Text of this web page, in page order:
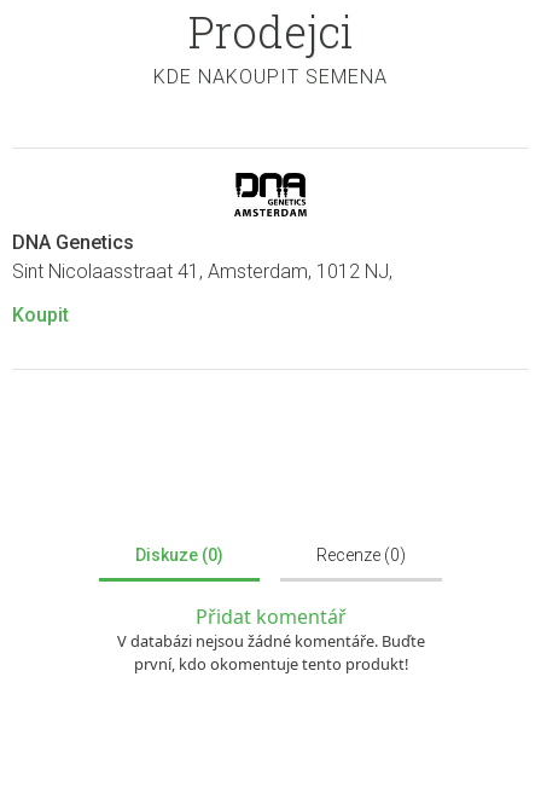
Prodejci
KDE NAKOUPIT SEMENA
DNA Genetics
Sint Nicolaasstraat 41, Amsterdam, 1012 NJ,
Koupit
Diskuze (0) Recenze (0)
Přidat komentář
V databázi nejsou žádné komentáře. Buďte
první, kdo okomentuje tento produkt!